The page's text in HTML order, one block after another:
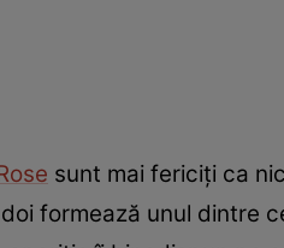
sunt mai fericiți ca
formează unul dintre